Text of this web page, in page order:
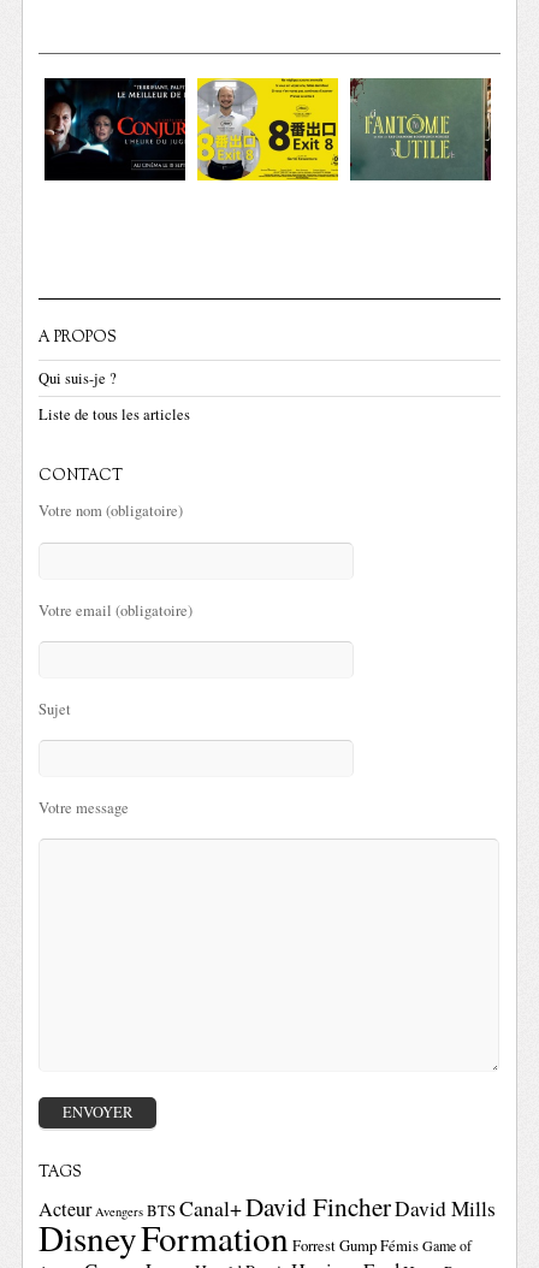
A PROPOS
Qui suis-je ?
Liste de tous les articles
CONTACT
Votre nom (obligatoire)
Votre email (obligatoire)
Sujet
Votre message
TAGS
Acteur Avengers BTSCanal+David FincherDavid Mills
DisneyFormationForrest GumpFémis Game of